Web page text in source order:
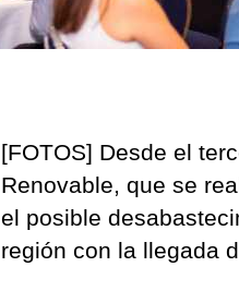
[FOTOS] Desde el
Renovable, que se
el posible
región con la llegada